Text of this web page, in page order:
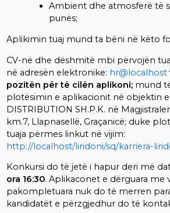
Ambient dhe atmosferë të
punës;
Aplikimin tuaj mund ta bëni në këto
CV-në dhe dëshmitë mbi përvojën
në adresën elektronike: hr@localhost
pozitën për të cilën aplikoni; mund
plotësimin e aplikacionit në objektin
DISTRIBUTION SH.P.K. në
km.7, Llapnasellë, Graçanicë; duke
tuaja përmes linkut në vijim:
http://localhost/liridoni/sq/karriera-
Konkursi do të jetë i hapur deri më
ora 16:30. Aplikaconet e dërguara me
pakompletuara nuk do të merren
kandidatët e përzgjedhur do të